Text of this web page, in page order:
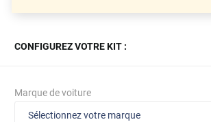
CONFIGUREZ VOTRE KIT :
Marque de voiture
Sélectionnez votre marque